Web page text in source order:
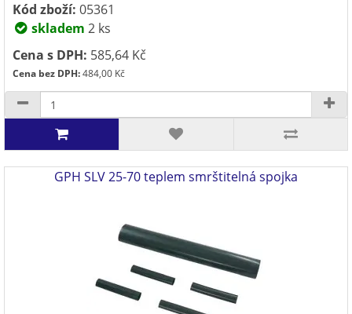
Kód zboží: 05361
skladem 2 ks
Cena s DPH: 585,64 Kč
Cena bez DPH:484,00 Kč
GPH SLV 25-70 teplem smrštitelná spojka